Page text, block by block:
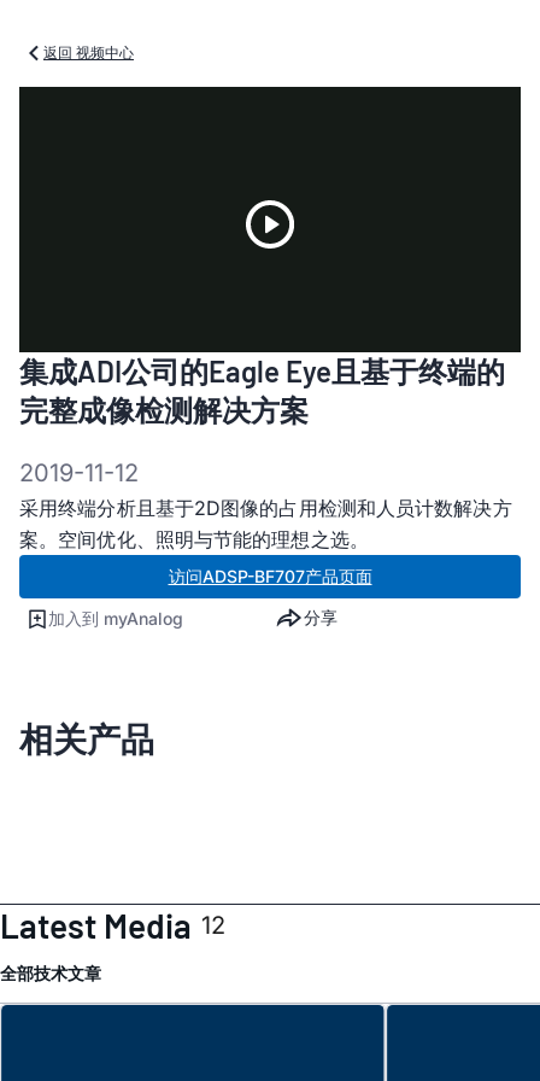
返回 视频中心
Video
集成ADI公司的Eagle Eye且基于终端的
完整成像检测解决方案
2019-11-12
采用终端分析且基于2D图像的占用检测和人员计数解决方
案。空间优化、照明与节能的理想之选。
访问ADSP-BF707产品页面
加入到 myAnalog 分享
相关产品
Latest Media 12
全部技术文章